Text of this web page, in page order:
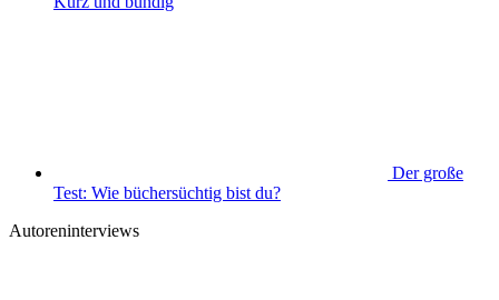
Der große
Test: Wie büchersüchtig bist du?
Autoreninterviews